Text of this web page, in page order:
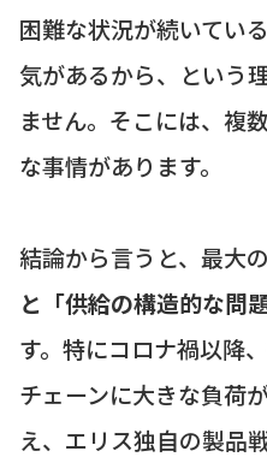
困難な状況が続いてい
気があるから、という
ません。そこには、複
な事情があります。
結論から言うと、最大
と「供給の構造的な問
す。特にコロナ禍以降
チェーンに大きな負荷
え、エリス独自の製品